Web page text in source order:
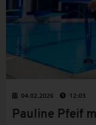
04.02.2026 12:03
Pauline Pfeif